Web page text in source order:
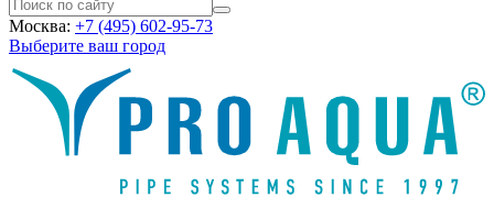
Москва: +7 (495) 602-95-73
Выберите ваш город